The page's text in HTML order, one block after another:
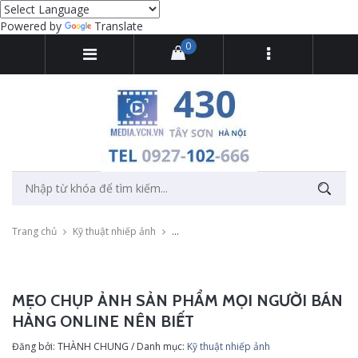
Powered by Translate
0
Trang chủ Kỹ thuật nhiếp ảnh Mẹo chụp ảnh sản phẩm mọi người bán
MẸO CHỤP ẢNH SẢN PHẨM MỌI NGƯỜI BÁN
HÀNG ONLINE NÊN BIẾT
Đăng bởi: THÀNH CHUNG / Danh mục: Kỹ thuật nhiếp ảnh